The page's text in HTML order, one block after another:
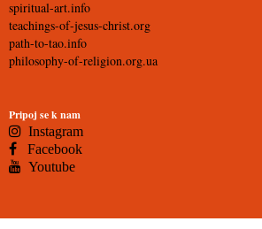
spiritual-art.info
teachings-of-jesus-christ.org
path-to-tao.info
philosophy-of-religion.org.ua
Pripoj se k nam
Instagram
Facebook
Youtube